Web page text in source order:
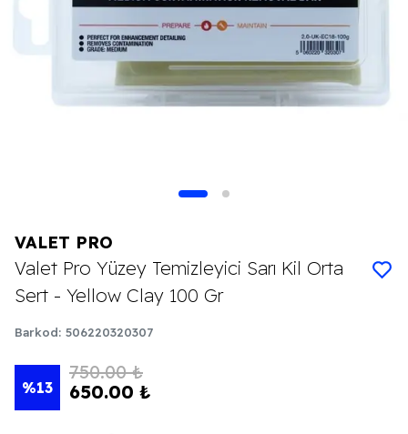
VALET PRO
Valet Pro Yüzey Temizleyici Sarı Kil Orta
Sert - Yellow Clay 100 Gr
Barkod: 506220320307
%13
750.00 ₺
650.00 ₺